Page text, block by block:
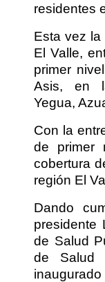
residentes
Esta vez la
El Valle,
primer
Asis, en
Yegua,
Con la
de primer
cobertura
región El
Dando
presidente
de Salud
de Salud